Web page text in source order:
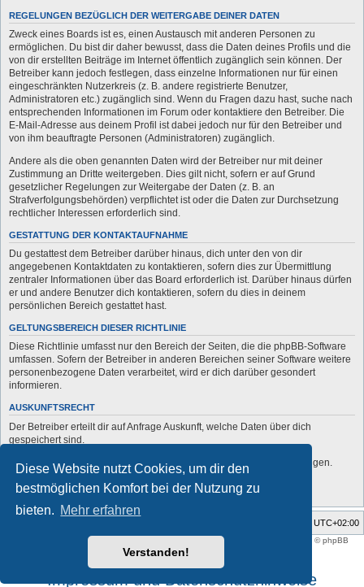
Diese Website nutzt Cookies, um dir den
bestmöglichen Komfort bei der Nutzung zu
bieten. Mehr erfahren
Verstanden!
REGELUNGEN BEZÜGLICH DER WEITERGABE DEINER DATEN
Zweck eines Boards ist es, einen Austausch mit anderen Personen zu
ermöglichen. Du bist dir daher bewusst, dass die Daten deines Profils und die
von dir erstellten Beiträge im Internet öffentlich zugänglich sein können. Der
Betreiber kann jedoch festlegen, dass einzelne Informationen nur für einen
eingeschränkten Nutzerkreis (z. B. andere registrierte Benutzer,
Administratoren etc.) zugänglich sind. Wenn du Fragen dazu hast, suche nach
entsprechenden Informationen im Forum oder kontaktiere den Betreiber. Die
E-Mail-Adresse aus deinem Profil ist dabei jedoch nur für den Betreiber und
von ihm beauftragte Personen (Administratoren) zugänglich.
Andere als die oben genannten Daten wird der Betreiber nur mit deiner
Zustimmung an Dritte weitergeben. Dies gilt nicht, sofern er auf Grund
gesetzlicher Regelungen zur Weitergabe der Daten (z. B. an
Strafverfolgungsbehörden) verpflichtet ist oder die Daten zur Durchsetzung
rechtlicher Interessen erforderlich sind.
GESTATTUNG DER KONTAKTAUFNAHME
Du gestattest dem Betreiber darüber hinaus, dich unter den von dir
angegebenen Kontaktdaten zu kontaktieren, sofern dies zur Übermittlung
zentraler Informationen über das Board erforderlich ist. Darüber hinaus dürfen
er und andere Benutzer dich kontaktieren, sofern du dies in deinem
persönlichen Bereich gestattet hast.
GELTUNGSBEREICH DIESER RICHTLINIE
Diese Richtlinie umfasst nur den Bereich der Seiten, die die phpBB-Software
umfassen. Sofern der Betreiber in anderen Bereichen seiner Software weitere
personenbezogene Daten verarbeitet, wird er dich darüber gesondert
informieren.
AUSKUNFTSRECHT
Der Betreiber erteilt dir auf Anfrage Auskunft, welche Daten über dich
gespeichert sind.
Du kannst jederzeit die Löschung bzw. Sperrung deiner Daten verlangen.
Kontaktiere hierzu bitte den Betreiber.
UTC+02:00
support forum tricolor phpBB
® Forum Software © phpBB
Limited
Deutsche Übersetzung durch
Impressum und Datenschutzhinweise